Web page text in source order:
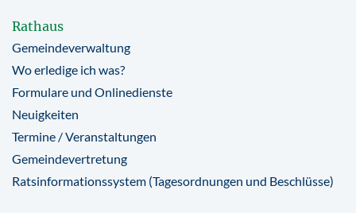
Rathaus
Gemeindeverwaltung
Wo erledige ich was?
Formulare und Onlinedienste
Neuigkeiten
Termine / Veranstaltungen
Gemeindevertretung
Ratsinformationssystem (Tagesordnungen und Beschlüsse)